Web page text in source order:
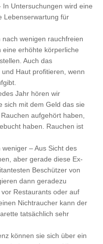
Untersuchungen wird eine
Lebenserwartung für
wenigen rauchfreien
eine erhöhte körperliche
Auch das
Haut profitieren, wenn
Jahr hören wir
sich mit dem Geld das sie
aufgehört haben,
haben. Rauchen ist
– Aus Sicht des
aber gerade diese Ex-
Beschützer von
dann geradezu
Restaurants oder auf
Nichtraucher kann der
tatsächlich sehr
können sie sich über ein